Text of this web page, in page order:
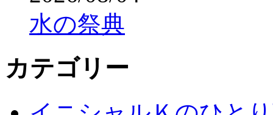
水の祭典
カテゴリー